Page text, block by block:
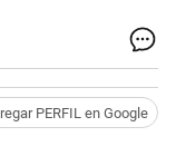
PERFIL en Google